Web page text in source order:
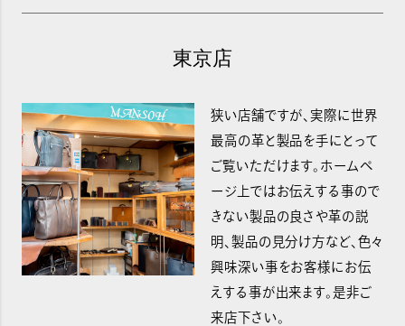
東京店
狭い店舗ですが、実際に世界
最高の革と製品を手にとって
ご覧いただけます。ホームペ
ージ上ではお伝えする事ので
きない製品の良さや革の説
明、製品の見分け方など、色々
興味深い事をお客様にお伝
えする事が出来ます。是非ご
来店下さい。